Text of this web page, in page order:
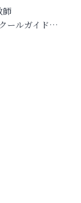
師
ールガイド…